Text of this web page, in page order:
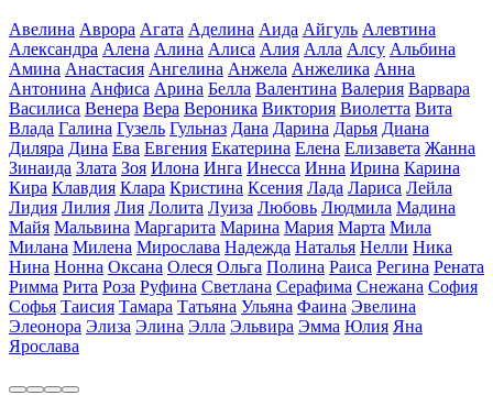
Авелина Аврора Агата Аделина Аида Айгуль Алевтина
Александра Алена Алина Алиса Алия Алла Алсу Альбина
Амина Анастасия Ангелина Анжела Анжелика Анна
Антонина Анфиса Арина Белла Валентина Валерия Варвара
Василиса Венера Вера Вероника Виктория Виолетта Вита
Влада Галина Гузель Гульназ Дана Дарина Дарья Диана
Диляра Дина Ева Евгения Екатерина Елена Елизавета Жанна
Зинаида Злата Зоя Илона Инга Инесса Инна Ирина Карина
Кира Клавдия Клара Кристина Ксения Лада Лариса Лейла
Лидия Лилия Лия Лолита Луиза Любовь Людмила Мадина
Майя Мальвина Маргарита Марина Мария Марта Мила
Милана Милена Мирослава Надежда Наталья Нелли Ника
Нина Нонна Оксана Олеся Ольга Полина Раиса Регина Рената
Римма Рита Роза Руфина Светлана Серафима Снежана София
Софья Таисия Тамара Татьяна Ульяна Фаина Эвелина
Элеонора Элиза Элина Элла Эльвира Эмма Юлия Яна
Ярослава